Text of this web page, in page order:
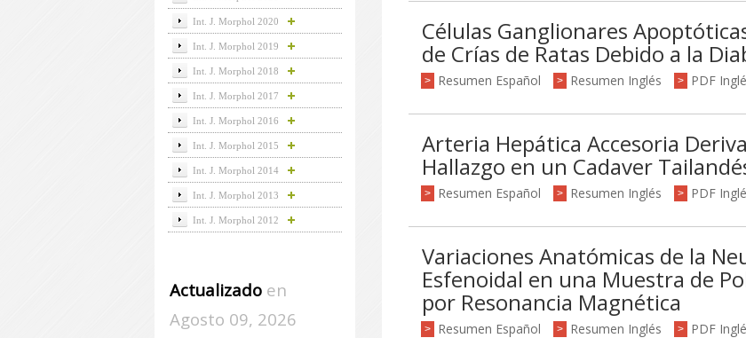
Células Ganglionares
de Crías de Ratas Debido a la
> Resumen Español > Resumen Inglés > PDF
Arteria Hepática Accesoria
Hallazgo en un Cadaver
> Resumen Español > Resumen Inglés > PDF
Variaciones Anatómicas de la
Esfenoidal en una Muestra de
por Resonancia Magnética
> Resumen Español > Resumen Inglés > PDF
Int. J. Morphol 2020
Int. J. Morphol 2019
Int. J. Morphol 2018
Int. J. Morphol 2017
Int. J. Morphol 2016
Int. J. Morphol 2015
Int. J. Morphol 2014
Int. J. Morphol 2013
Int. J. Morphol 2012
Actualizadoen
Agosto 09, 2026